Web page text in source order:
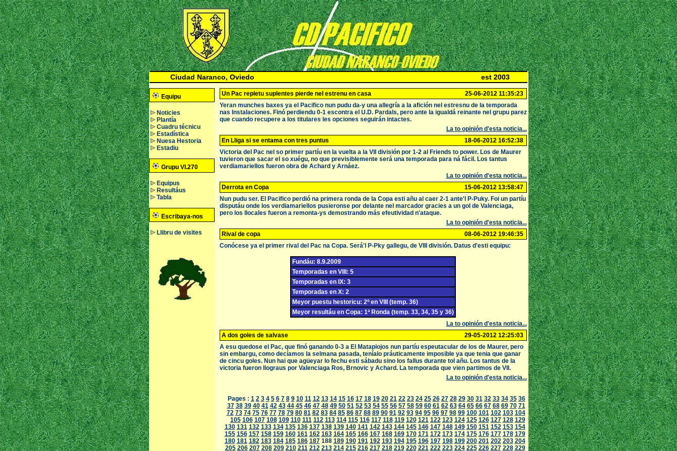
Ciudad Naranco, Oviedo est 2003
Equipu
Noticies
Plantía
Cuadru técnicu
Estadística
Nuesa Hestoria
Estadiu
Grupu VI.270
Equipus
Resultáus
Tabla
Escribaya-nos
Llibru de visites
Un Pac repletu suplentes pierde nel estrenu en casa
25-06-2012 11:35:23
Yeran munches baxes ya el Pacifico nun pudu da-y una allegría a la afición nel estresnu de la temporada
nas Instalaciones. Finó perdiendu 0-1 escontra el U.D. Pardals, pero ante la igualdá reinante nel grupu parez
que cuando recupere a los titulares les opciones seguirán intactes.
La to opinión d'esta noticia...
En Lliga si se entama con tres puntus
18-06-2012 16:52:38
Victoria del Pac nel so primer partíu en la vuelta a la VII división por 1-2 al Friends to power. Los de Maurer
tuvieron que sacar el so xuégu, no que previsiblemente será una temporada para ná fácil. Los tantus
verdiamariellos fueron obra de Achard y Arnáez.
La to opinión d'esta noticia...
Derrota en Copa
15-06-2012 13:58:47
Nun pudu ser. El Pacifico perdió na primera ronda de la Copa esti añu al caer 2-1 ante'l P-Puky. Foi un partíu
disputáu onde los verdiamariellos pusieronse por delante nel marcador gracies a un gol de Valenciaga,
pero los llocales fueron a remonta-ys demostrando más efeutividad n'ataque.
La to opinión d'esta noticia...
Rival de copa
08-06-2012 19:46:35
Conócese ya el primer rival del Pac na Copa. Será'l P-Pky gallegu, de VIII división. Datus d'esti equipu:
Fundáu: 8.9.2009
Temporadas en VIII: 5
Temporadas en IX: 3
Temporadas en X: 2
Meyor puestu hestoricu: 2º en VIII (temp. 36)
Meyor resultáu en Copa: 1ª Ronda (temp. 33, 34, 35 y 36)
La to opinión d'esta noticia...
A dos goles de salvase
29-05-2012 12:25:03
A esu quedose el Pac, que finó ganando 0-3 a El Matapiojos nun partíu espeutacular de los de Maurer, pero
sin embargu, como decíamos la selmana pasada, teníalo práuticamente imposible ya que tenia que ganar
de cincu goles. Nun hai que agüeyar lo fechu esti sábadu sino los fallus durante tol añu. Los tantus de la
victoria fueron llograus por Valenciaga Ros, Brnovic y Achard. La temporada que vien partimos de VII.
La to opinión d'esta noticia...
Pages : 1 2 3 4 5 6 7 8 9 10 11 12 13 14 15 16 17 18 19 20 21 22 23 24 25 26 27 28 29 30 31 32 33 34 35 36
37 38 39 40 41 42 43 44 45 46 47 48 49 50 51 52 53 54 55 56 57 58 59 60 61 62 63 64 65 66 67 68 69 70 71
72 73 74 75 76 77 78 79 80 81 82 83 84 85 86 87 88 89 90 91 92 93 94 95 96 97 98 99 100 101 102 103 104
105 106 107 108 109 110 111 112 113 114 115 116 117 118 119 120 121 122 123 124 125 126 127 128 129
130 131 132 133 134 135 136 137 138 139 140 141 142 143 144 145 146 147 148 149 150 151 152 153 154
155 156 157 158 159 160 161 162 163 164 165 166 167 168 169 170 171 172 173 174 175 176 177 178 179
180 181 182 183 184 185 186 187188 189 190 191 192 193 194 195 196 197 198 199 200 201 202 203 204
205 206 207 208 209 210 211 212 213 214 215 216 217 218 219 220 221 222 223 224 225 226 227 228 229